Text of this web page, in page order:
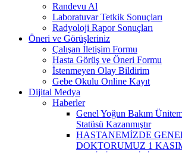
Randevu Al
Laboratuvar Tetkik Sonuçları
Radyoloji Rapor Sonuçları
Öneri ve Görüşleriniz
Çalışan İletişim Formu
Hasta Görüş ve Öneri Formu
İstenmeyen Olay Bildirim
Gebe Okulu Online Kayıt
Dijital Medya
Haberler
Genel Yoğun Bakım
Statüsü Kazanmıştır
HASTANEMİZDE
DOKTORUMUZ 1